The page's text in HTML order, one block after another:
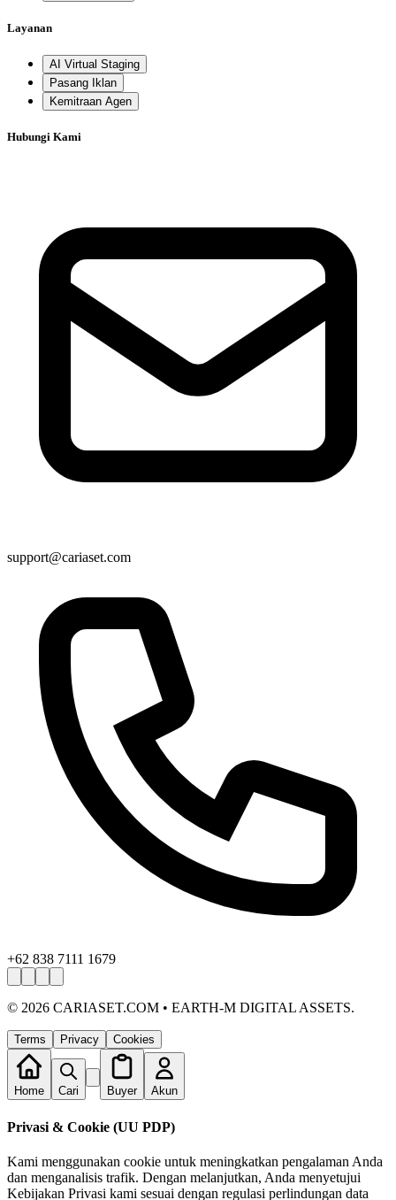
Layanan
AI Virtual Staging
Pasang Iklan
Kemitraan Agen
Hubungi Kami
support@cariaset.com
+62 838 7111 1679
© 2026 CARIASET.COM • EARTH-M DIGITAL ASSETS.
Terms Privacy Cookies
Home Cari Buyer Akun
Privasi & Cookie (UU PDP)
Kami menggunakan cookie untuk meningkatkan pengalaman Anda
dan menganalisis trafik. Dengan melanjutkan, Anda menyetujui
Kebijakan Privasi kami sesuai dengan regulasi perlindungan data